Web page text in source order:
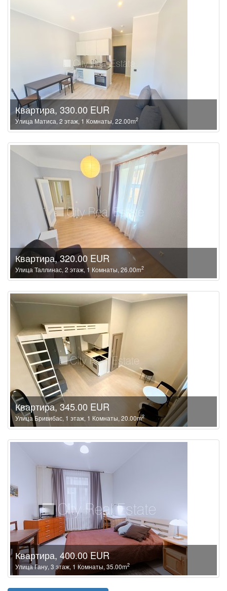
Квартира, 330.00 EUR
Улица Матиса, 2 этаж, 1 Комнаты, 22.00m2
Квартира, 320.00 EUR
Улица Таллинас, 2 этаж, 1 Комнаты, 26.00m2
Квартира, 345.00 EUR
Улица Бривибас, 1 этаж, 1 Комнаты, 20.00m2
Квартира, 400.00 EUR
Улица Гану, 3 этаж, 1 Комнаты, 35.00m2